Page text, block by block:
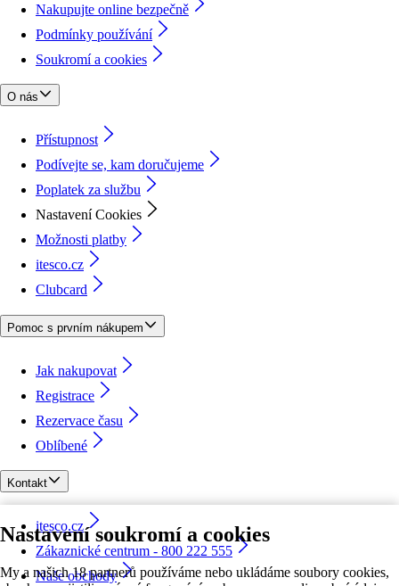
Nastavení soukromí a cookies
My a našich 18 partnerů používáme nebo ukládáme soubory cookies,
Nakupujte online bezpečně
Podmínky používání
Soukromí a cookies
O nás
Přístupnost
Podívejte se, kam doručujeme
Poplatek za službu
Nastavení Cookies
Možnosti platby
itesco.cz
Clubcard
Pomoc s prvním nákupem
Jak nakupovat
Registrace
Rezervace času
Oblíbené
Kontakt
itesco.cz
Zákaznické centrum - 800 222 555
Naše obchody